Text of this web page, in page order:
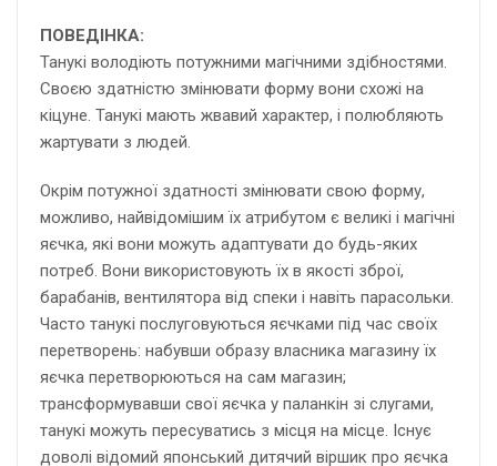
ПОВЕДІНКА:
Танукі володіють потужними магічними здібностями.
Своєю здатністю змінювати форму вони схожі на
кіцуне. Танукі мають жвавий характер, і полюбляють
жартувати з людей.
Окрім потужної здатності змінювати свою форму,
можливо, найвідомішим їх атрибутом є великі і магічні
яєчка, які вони можуть адаптувати до будь-яких
потреб. Вони використовують їх в якості зброї,
барабанів, вентилятора від спеки і навіть парасольки.
Часто танукі послуговуються яєчками під час своїх
перетворень: набувши образу власника магазину їх
яєчка перетворюються на сам магазин;
трансформувавши свої яєчка у паланкін зі слугами,
танукі можуть пересуватись з місця на місце. Існує
доволі відомий японський дитячий віршик про яєчка